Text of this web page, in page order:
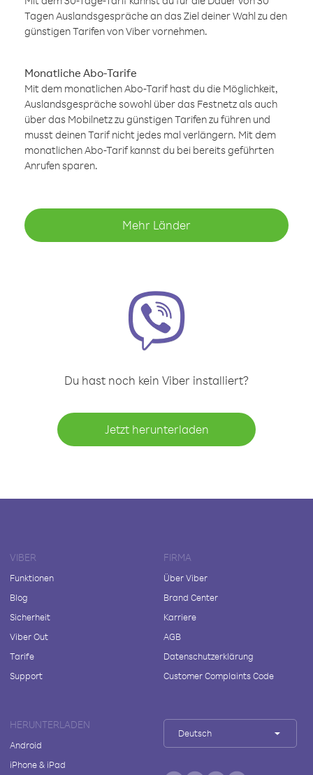
Tagen Auslandsgespräche an das Ziel deiner Wahl zu den
günstigen Tarifen von Viber vornehmen.
Monatliche Abo-Tarife
Mit dem monatlichen Abo-Tarif hast du die Möglichkeit,
Auslandsgespräche sowohl über das Festnetz als auch
über das Mobilnetz zu günstigen Tarifen zu führen und
musst deinen Tarif nicht jedes mal verlängern. Mit dem
monatlichen Abo-Tarif kannst du bei bereits geführten
Anrufen sparen.
Mehr Länder
Du hast noch kein Viber installiert?
Jetzt herunterladen
VIBER
Funktionen
Blog
Sicherheit
Viber Out
Tarife
Support
FIRMA
Über Viber
Brand Center
Karriere
AGB
Datenschutzerklärung
Customer Complaints Code
HERUNTERLADEN
Android
iPhone & iPad
Deutsch